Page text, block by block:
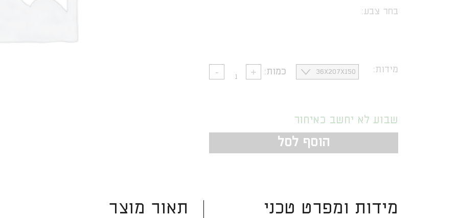
בחר צבע:
מידות: נקה כמות:
שבוע לא יחשב כאיחור
הוסף לסל
תאור מוצר מידות ומפרט טכני